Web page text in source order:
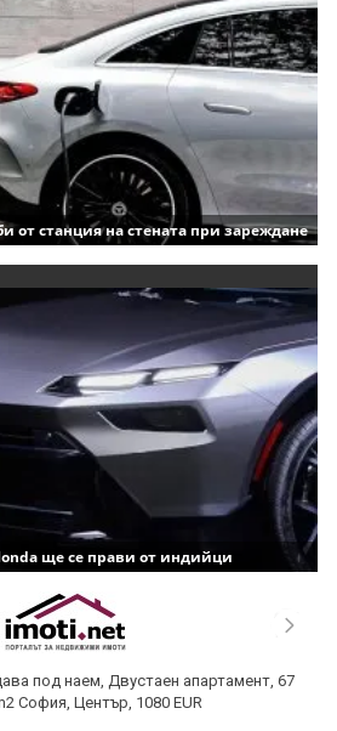
от станция на стената при зареждане
ще се прави от индийци
под наем, Двустаен апартамент, 67
София, Център, 1080 EUR